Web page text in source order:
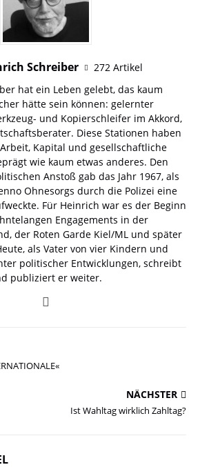
Schreiber
272 Artikel
hat ein Leben gelebt, das kaum
hätte sein können: gelernter
und Kopierschleifer im Akkord,
Diese Stationen haben
Kapital und gesellschaftliche
wie kaum etwas anderes. Den
Anstoß gab das Jahr 1967, als
Ohnesorgs durch die Polizei eine
Für Heinrich war es der Beginn
Engagements in der
der Roten Garde Kiel/ML und später
als Vater von vier Kindern und
politischer Entwicklungen, schreibt
publiziert er weiter.
NÄCHSTER
Ist Wahltag wirklich Zahltag?